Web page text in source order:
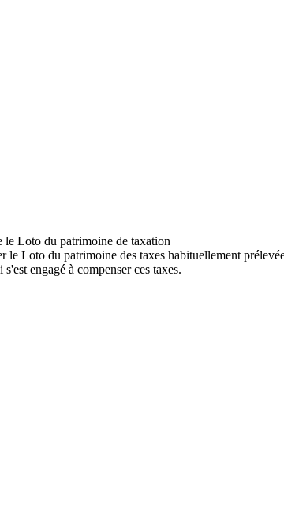
le Loto du patrimoine des taxes habituellement
engagé à compenser ces taxes.